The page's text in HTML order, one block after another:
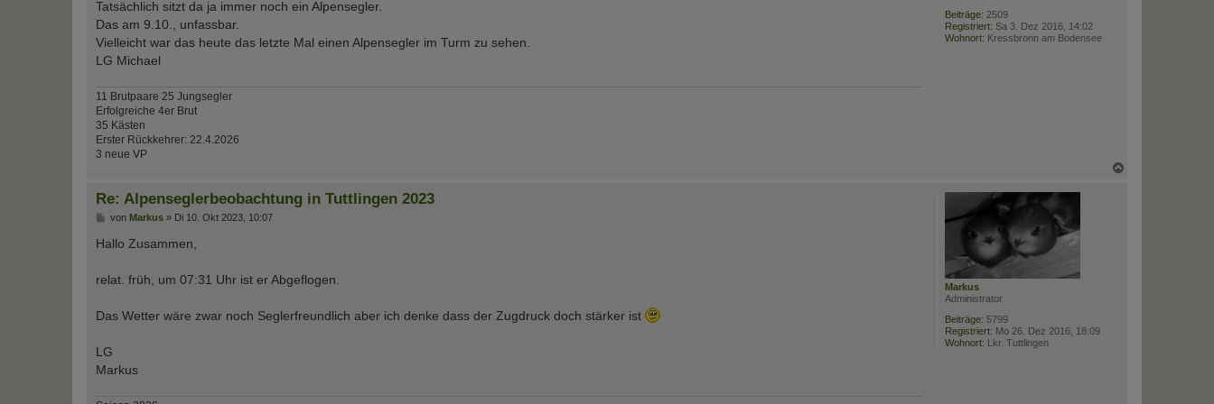
Beiträge: 2509
Registriert: Sa 3. Dez 2016, 14:02
Wohnort: Kressbronn am Bodensee
r
g
Tatsächlich sitzt da ja immer noch ein Alpensegler.
Das am 9.10., unfassbar.
Vielleicht war das heute das letzte Mal einen Alpensegler im Turm zu sehen.
LG Michael
11 Brutpaare 25 Jungsegler
Erfolgreiche 4er Brut
35 Kästen
Erster Rückkehrer: 22.4.2026
3 neue VP
Markus
Administrator
Beiträge: 5799
Registriert: Mo 26. Dez 2016, 18:09
Wohnort: Lkr. Tuttlingen
Re: Alpenseglerbeobachtung in Tuttlingen 2023
B
i
a
g
von Markus» Di 10. Okt 2023, 10:07
Hallo Zusammen,
relat. früh, um 07:31 Uhr ist er Abgeflogen.
Das Wetter wäre zwar noch Seglerfreundlich aber ich denke dass der Zugdruck doch stärker ist
LG
Markus